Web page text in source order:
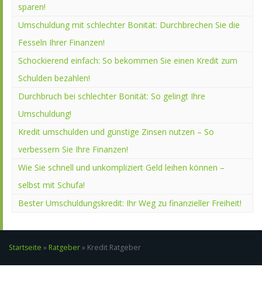
sparen!
Umschuldung mit schlechter Bonität: Durchbrechen Sie die
Fesseln Ihrer Finanzen!
Schockierend einfach: So bekommen Sie einen Kredit zum
Schulden bezahlen!
Durchbruch bei schlechter Bonität: So gelingt Ihre
Umschuldung!
Kredit umschulden und günstige Zinsen nutzen – So
verbessern Sie Ihre Finanzen!
Wie Sie schnell und unkompliziert Geld leihen können –
selbst mit Schufa!
Bester Umschuldungskredit: Ihr Weg zu finanzieller Freiheit!
Startseite » Ratgeber» Kredit Ratgeber